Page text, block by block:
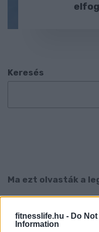
fitnesslife.hu - Do
Information
Keresés
Ma ezt olvasták a
Mit szabad